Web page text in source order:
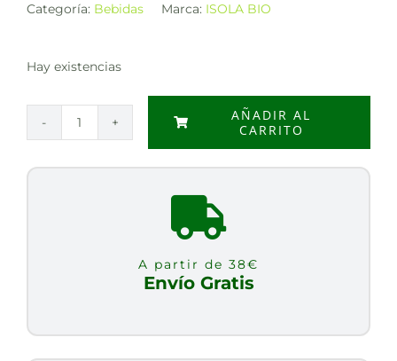
Categoría: Bebidas Marca: ISOLA BIO
Hay existencias
BEBIDA
AÑADIR AL
CARRITO
A partir de 38€
Envío Gratis